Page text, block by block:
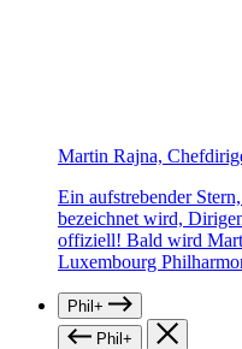
Martin Rajna,
Ein aufstrebender
bezeichnet wird,
offiziell! Bald wird
Luxembourg
Phil+
Phil+